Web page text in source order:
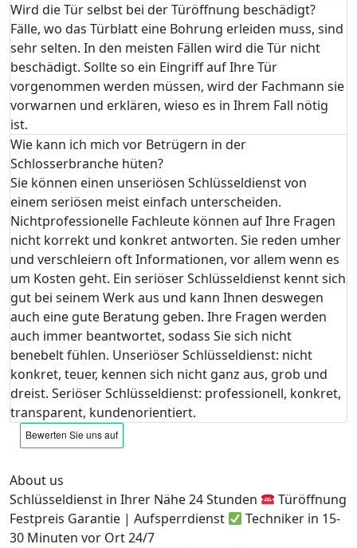
Wird die Tür selbst bei der Türöffnung beschädigt?
Fälle, wo das Türblatt eine Bohrung erleiden muss, sind
sehr selten. In den meisten Fällen wird die Tür nicht
beschädigt. Sollte so ein Eingriff auf Ihre Tür
vorgenommen werden müssen, wird der Fachmann sie
vorwarnen und erklären, wieso es in Ihrem Fall nötig
ist.
Wie kann ich mich vor Betrügern in der
Schlosserbranche hüten?
Sie können einen unseriösen Schlüsseldienst von
einem seriösen meist einfach unterscheiden.
Nichtprofessionelle Fachleute können auf Ihre Fragen
nicht korrekt und konkret antworten. Sie reden umher
und verschleiern oft Informationen, vor allem wenn es
um Kosten geht. Ein seriöser Schlüsseldienst kennt sich
gut bei seinem Werk aus und kann Ihnen deswegen
auch eine gute Beratung geben. Ihre Fragen werden
auch immer beantwortet, sodass Sie sich nicht
benebelt fühlen. Unseriöser Schlüsseldienst: nicht
konkret, teuer, kennen sich nicht ganz aus, grob und
dreist. Seriöser Schlüsseldienst: professionell, konkret,
transparent, kundenorientiert.
About us
Schlüsseldienst in Ihrer Nähe 24 Stunden
Türöffnung
Festpreis Garantie | Aufsperrdienst
Techniker in 15-
30 Minuten vor Ort 24/7